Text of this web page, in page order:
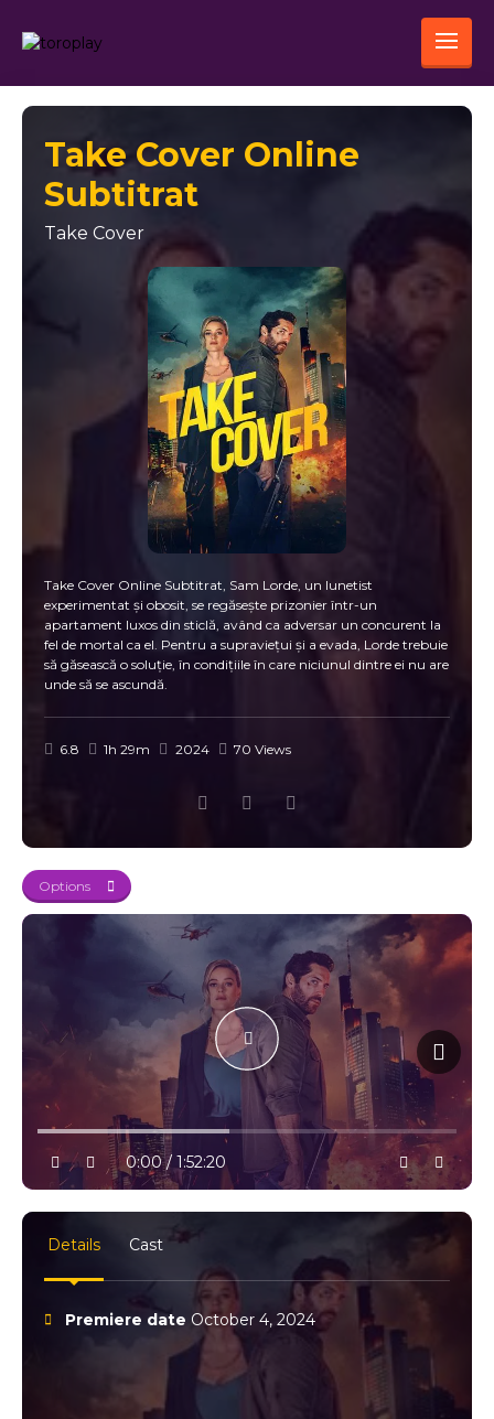
Take Cover Online
Subtitrat
Take Cover
Take Cover Online Subtitrat, Sam Lorde, un lunetist
experimentat și obosit, se regăsește prizonier într-un
apartament luxos din sticlă, având ca adversar un concurent la
fel de mortal ca el. Pentru a supraviețui și a evada, Lorde trebuie
să găsească o soluție, în condițiile în care niciunul dintre ei nu are
unde să se ascundă.
6.8 1h 29m 2024 70 Views
Options
10% progress
play
volume0:00 / 1:52:20 settings
full
Details Cast
Premiere date October 4, 2024